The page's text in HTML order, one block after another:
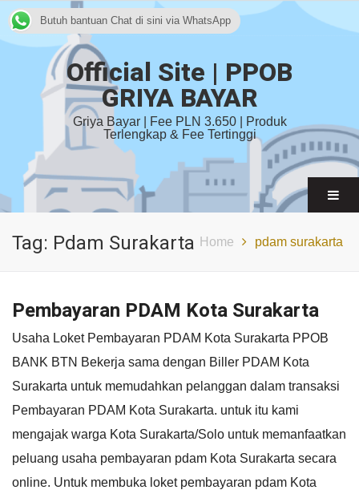
Official Site | PPOB
GRIYA BAYAR
Griya Bayar | Fee PLN 3.650 | Produk
Terlengkap & Fee Tertinggi
Tag: Pdam Surakarta Home pdam surakarta
Pembayaran PDAM Kota Surakarta
Usaha Loket Pembayaran PDAM Kota Surakarta PPOB
BANK BTN Bekerja sama dengan Biller PDAM Kota
Surakarta untuk memudahkan pelanggan dalam transaksi
Pembayaran PDAM Kota Surakarta. untuk itu kami
mengajak warga Kota Surakarta/Solo untuk memanfaatkan
peluang usaha pembayaran pdam Kota Surakarta secara
online. Untuk membuka loket pembayaran pdam Kota
Butuh bantuan Chat di sini via WhatsApp